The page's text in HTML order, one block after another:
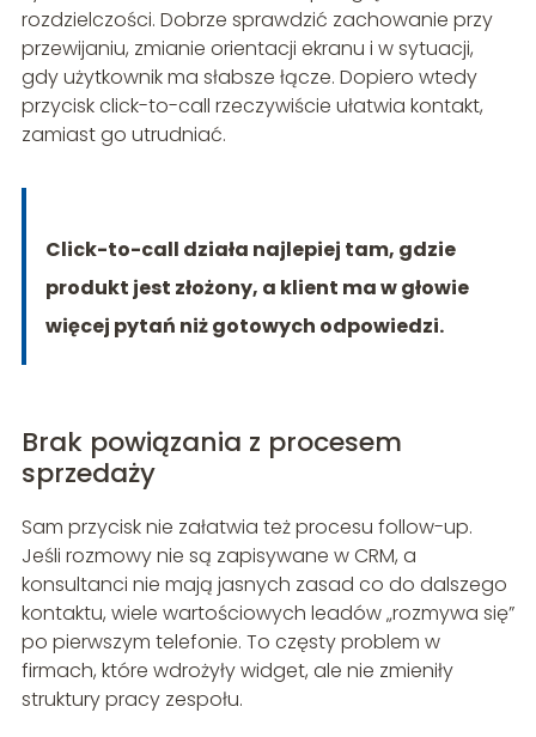
rozdzielczości. Dobrze sprawdzić zachowanie przy
przewijaniu, zmianie orientacji ekranu i w sytuacji,
gdy użytkownik ma słabsze łącze. Dopiero wtedy
przycisk click-to-call rzeczywiście ułatwia kontakt,
zamiast go utrudniać.
Click-to-call działa najlepiej tam, gdzie
produkt jest złożony, a klient ma w głowie
więcej pytań niż gotowych odpowiedzi.
Brak powiązania z procesem
sprzedaży
Sam przycisk nie załatwia też procesu follow-up.
Jeśli rozmowy nie są zapisywane w CRM, a
konsultanci nie mają jasnych zasad co do dalszego
kontaktu, wiele wartościowych leadów „rozmywa się”
po pierwszym telefonie. To częsty problem w
firmach, które wdrożyły widget, ale nie zmieniły
struktury pracy zespołu.